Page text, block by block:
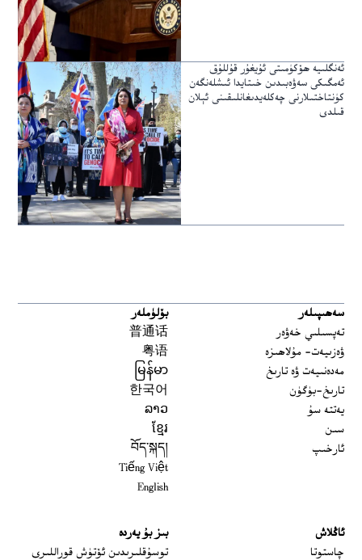
ئەنگلىيە ھۆكۈمىتى ئۇيغۇر قۇللۇق
ئەمگىكى سەۋەبىدىن خىتايدا ئىشلەنگەن
كۈنتاختىلارنى چەكلەيدىغانلىقىنى ئېلان
قىلدى
سەھىپىلەر
تەپسىلىي خەۋەر
ۋەزىيەت- مۇلاھىزە
مەدەنىيەت ۋە تارىخ
تارىخ-بۈگۈن
يەتتە سۇ
سىن
ئارخىپ
بۆلۈملەر
普通话
粤语
မြန်မာ
한국어
ລາວ
ខ្មែរ
བོད་སྐད།
Tiếng Việt
English
ئاڭلاش
چاستوتا
بىز بۇ يەردە
توسۇقلىرىدىن ئۆتۈش قوراللىرى